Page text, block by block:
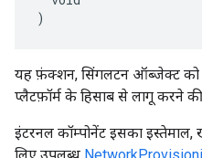
)
यह फ़ंक्शन, सिंगलटन ऑब्जेक्ट को
प्लैटफ़ॉर्म के हिसाब से लागू करने
इंटरनल कॉम्पोनेंट इसका इस्तेमाल,